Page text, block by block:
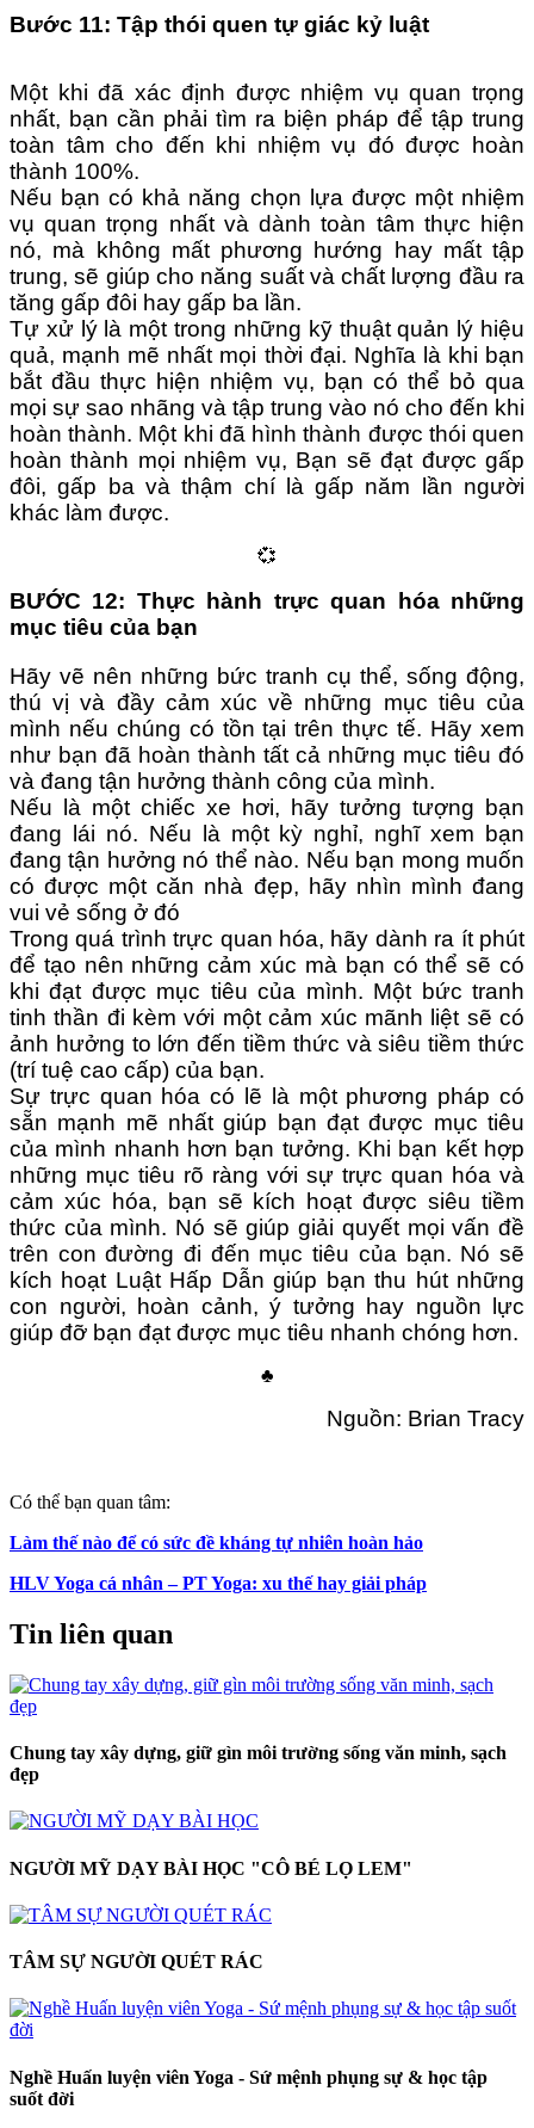
Bước 11: Tập thói quen tự giác kỷ luật
Một khi đã xác định được nhiệm vụ quan trọng
nhất, bạn cần phải tìm ra biện pháp để tập trung
toàn tâm cho đến khi nhiệm vụ đó được hoàn
thành 100%.
Nếu bạn có khả năng chọn lựa được một nhiệm
vụ quan trọng nhất và dành toàn tâm thực hiện
nó, mà không mất phương hướng hay mất tập
trung, sẽ giúp cho năng suất và chất lượng đầu ra
tăng gấp đôi hay gấp ba lần.
Tự xử lý là một trong những kỹ thuật quản lý hiệu
quả, mạnh mẽ nhất mọi thời đại. Nghĩa là khi bạn
bắt đầu thực hiện nhiệm vụ, bạn có thể bỏ qua
mọi sự sao nhãng và tập trung vào nó cho đến khi
hoàn thành. Một khi đã hình thành được thói quen
hoàn thành mọi nhiệm vụ, Bạn sẽ đạt được gấp
đôi, gấp ba và thậm chí là gấp năm lần người
khác làm được.
💞
BƯỚC 12: Thực hành trực quan hóa những
mục tiêu của bạn
Hãy vẽ nên những bức tranh cụ thể, sống động,
thú vị và đầy cảm xúc về những mục tiêu của
mình nếu chúng có tồn tại trên thực tế. Hãy xem
như bạn đã hoàn thành tất cả những mục tiêu đó
và đang tận hưởng thành công của mình.
Nếu là một chiếc xe hơi, hãy tưởng tượng bạn
đang lái nó. Nếu là một kỳ nghỉ, nghĩ xem bạn
đang tận hưởng nó thể nào. Nếu bạn mong muốn
có được một căn nhà đẹp, hãy nhìn mình đang
vui vẻ sống ở đó
Trong quá trình trực quan hóa, hãy dành ra ít phút
để tạo nên những cảm xúc mà bạn có thể sẽ có
khi đạt được mục tiêu của mình. Một bức tranh
tinh thần đi kèm với một cảm xúc mãnh liệt sẽ có
ảnh hưởng to lớn đến tiềm thức và siêu tiềm thức
(trí tuệ cao cấp) của bạn.
Sự trực quan hóa có lẽ là một phương pháp có
sẵn mạnh mẽ nhất giúp bạn đạt được mục tiêu
của mình nhanh hơn bạn tưởng. Khi bạn kết hợp
những mục tiêu rõ ràng với sự trực quan hóa và
cảm xúc hóa, bạn sẽ kích hoạt được siêu tiềm
thức của mình. Nó sẽ giúp giải quyết mọi vấn đề
trên con đường đi đến mục tiêu của bạn. Nó sẽ
kích hoạt Luật Hấp Dẫn giúp bạn thu hút những
con người, hoàn cảnh, ý tưởng hay nguồn lực
giúp đỡ bạn đạt được mục tiêu nhanh chóng hơn.
♣
Nguồn: Brian Tracy
Có thể bạn quan tâm:
Làm thế nào để có sức đề kháng tự nhiên hoàn hảo
HLV Yoga cá nhân – PT Yoga: xu thế hay giải pháp
Tin liên quan
Chung tay xây dựng, giữ gìn môi trường sống văn minh, sạch
đẹp
NGƯỜI MỸ DẠY BÀI HỌC "CÔ BÉ LỌ LEM"
TÂM SỰ NGƯỜI QUÉT RÁC
Nghề Huấn luyện viên Yoga - Sứ mệnh phụng sự & học tập
suốt đời